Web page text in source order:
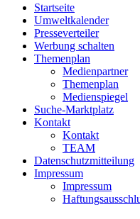
Startseite
Umweltkalender
Presseverteiler
Werbung schalten
Themenplan
Medienpartner
Themenplan
Medienspiegel
Suche-Marktplatz
Kontakt
Kontakt
TEAM
Datenschutzmitteilung
Impressum
Impressum